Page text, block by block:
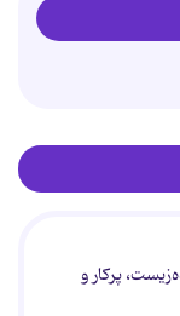
پرکار و